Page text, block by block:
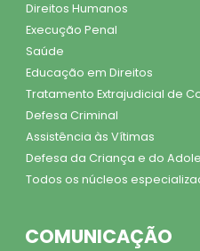
Direitos Humanos
Execução Penal
Saúde
Educação em Direitos
Tratamento Extrajudicial de
Defesa Criminal
Assistência às Vítimas
Defesa da Criança e do
Todos os núcleos
COMUNICAÇÃO